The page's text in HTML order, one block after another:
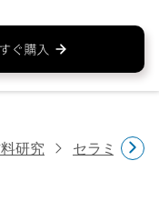
研究 セラミック